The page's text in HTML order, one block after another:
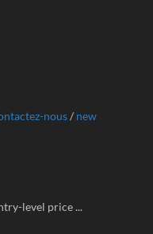
nous/ new
level price ...